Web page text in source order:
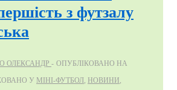
з футзалу
ОЛЕКСАНДР
ОПУБЛІКОВАНО НА
У МІНІ-ФУТБОЛ, НОВИНИ,